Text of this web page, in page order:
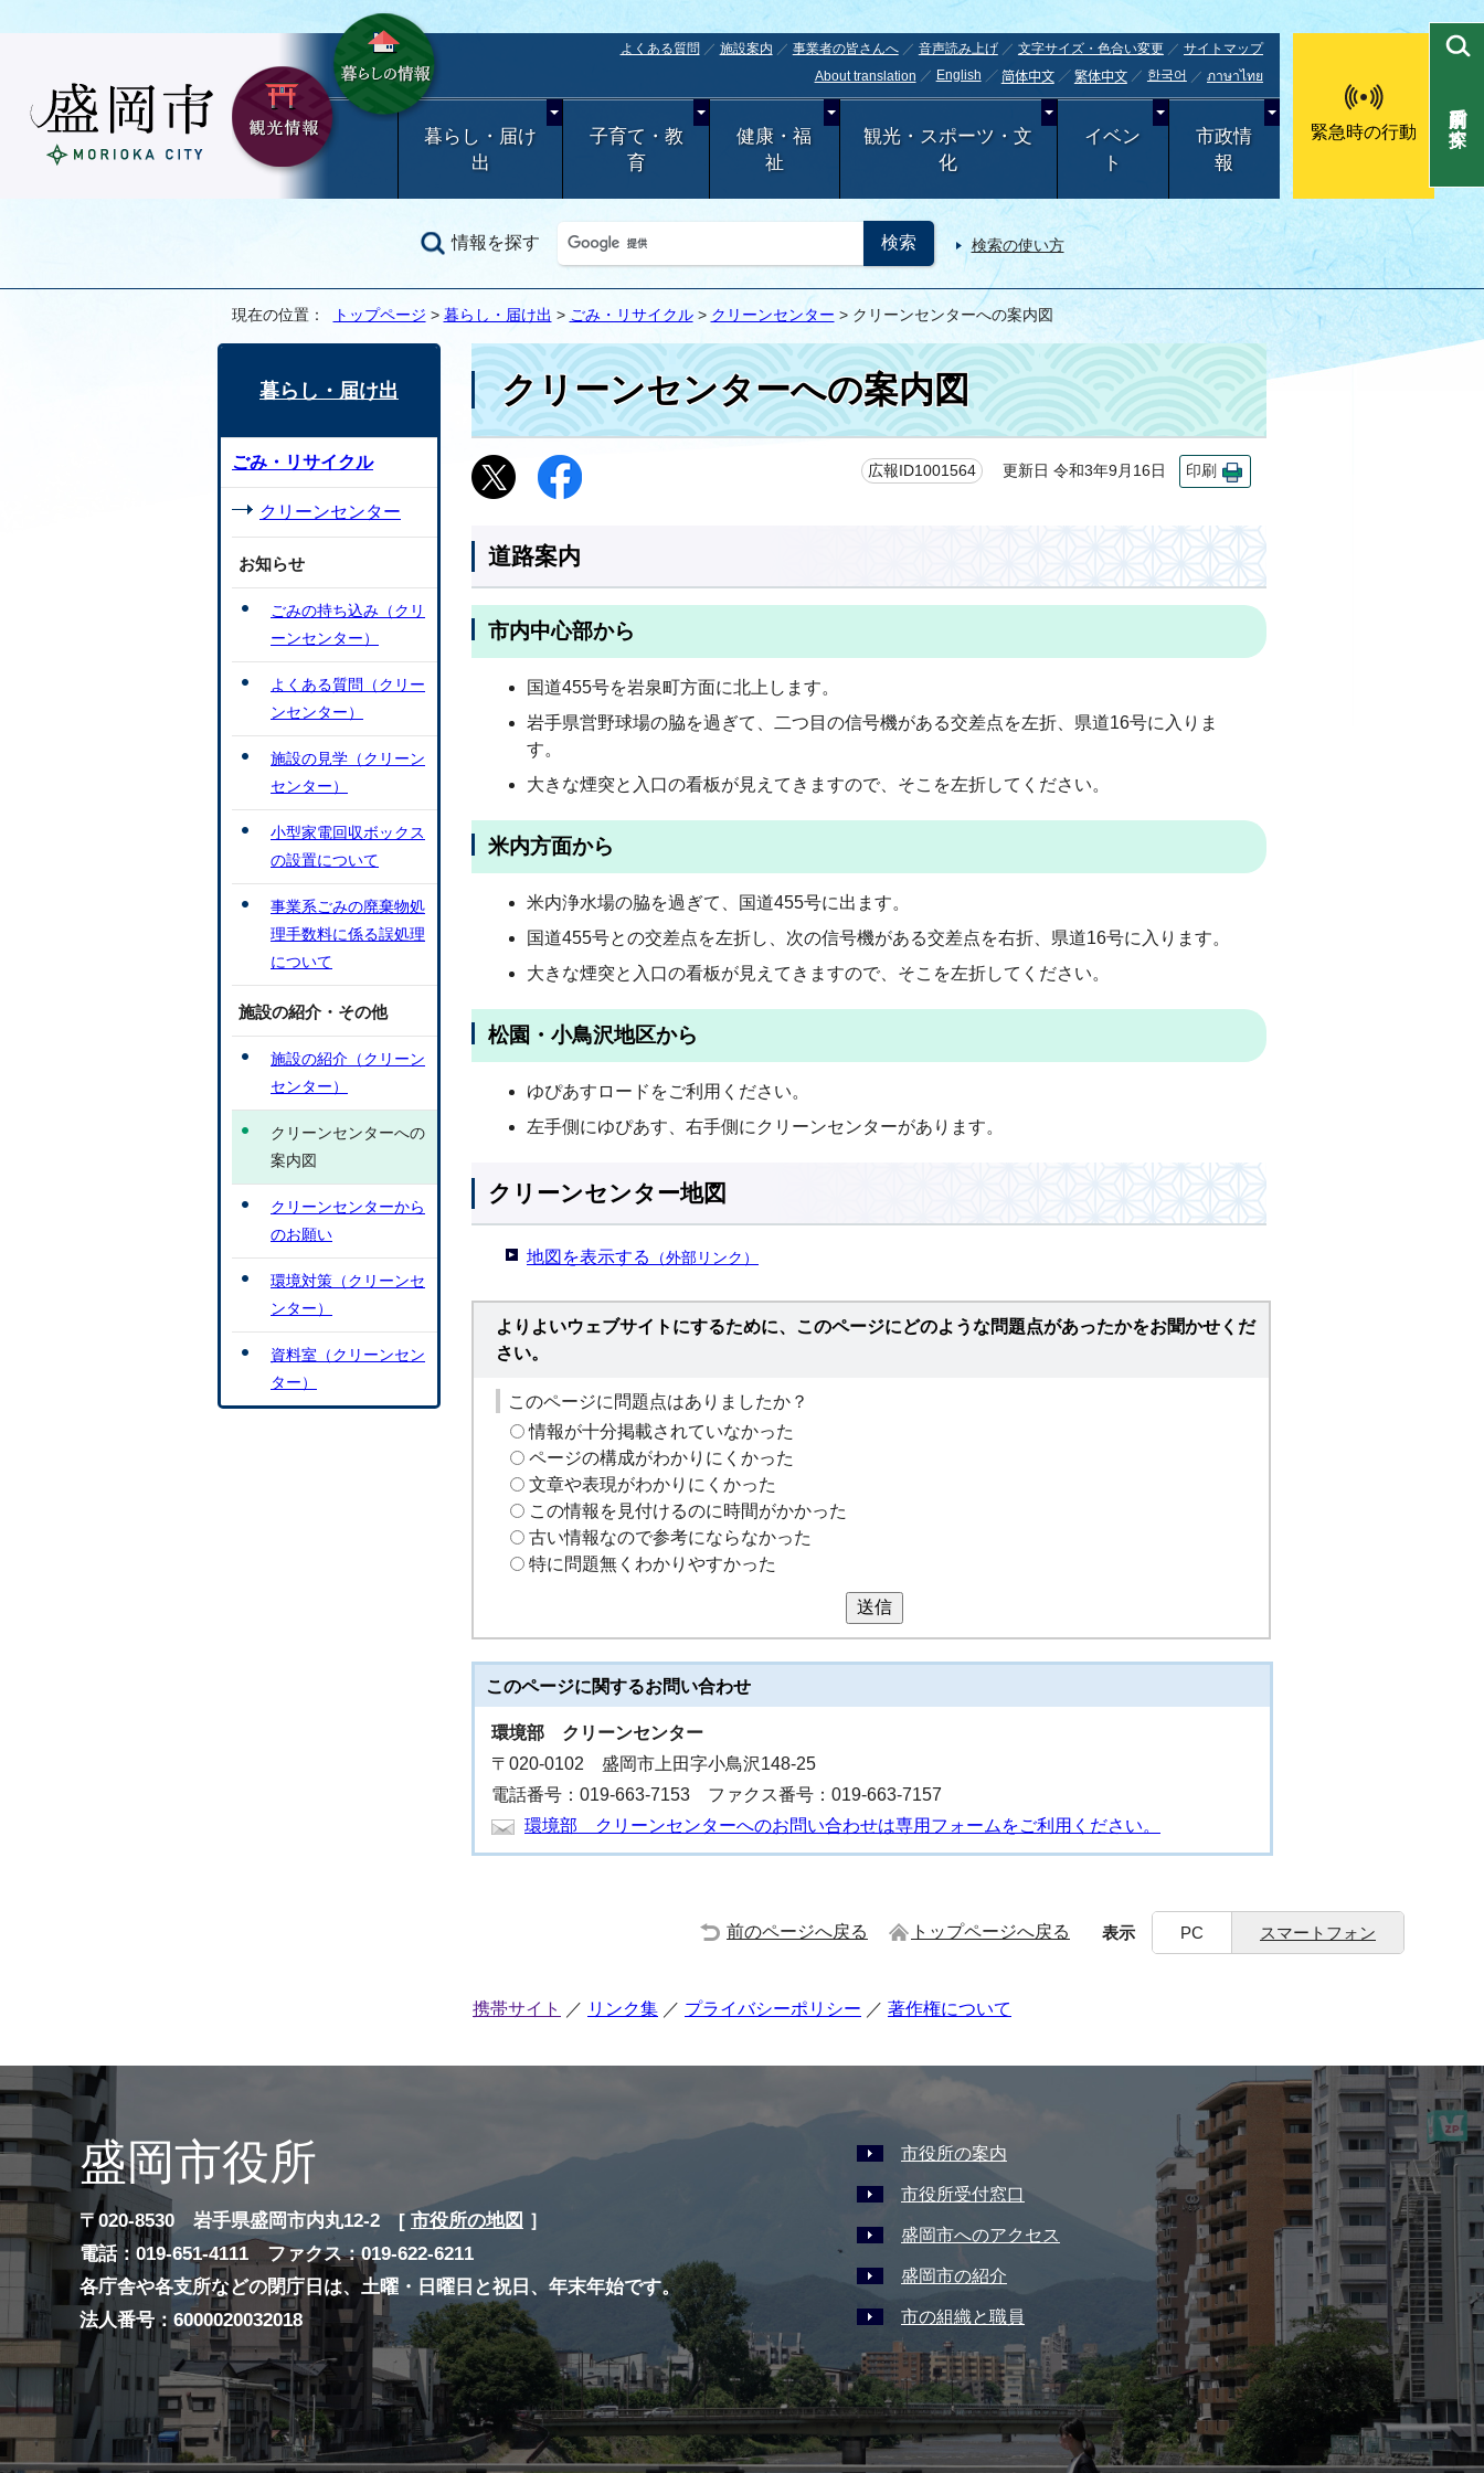
よくある質問 施設案内 事業者の皆さんへ 音声読み上げ 文字サイズ・色合い変更
サイトマップ
About translation
English 简体中文 繁体中文 한국어 ภาษาไทย
暮らし・届け
出
子育て・教
育
健康・福
祉
観光・スポーツ・文
化
イベン
ト
市政情
報
緊急時の行動
情報を探す 検索の使い方
目的別で探す
現在の位置： トップページ > 暮らし・届け出 > ごみ・リサイクル> クリーンセンター > クリーンセンターへの案内図
クリーンセンターへの案内図
広報ID1001564 更新日 令和3年9月16日 印刷
道路案内
市内中心部から
国道455号を岩泉町方面に北上します。
岩手県営野球場の脇を過ぎて、二つ目の信号機がある交差点を左折、県道16号に入りま
す。
大きな煙突と入口の看板が見えてきますので、そこを左折してください。
米内方面から
米内浄水場の脇を過ぎて、国道455号に出ます。
国道455号との交差点を左折し、次の信号機がある交差点を右折、県道16号に入ります。
大きな煙突と入口の看板が見えてきますので、そこを左折してください。
松園・小鳥沢地区から
ゆぴあすロードをご利用ください。
左手側にゆぴあす、右手側にクリーンセンターがあります。
クリーンセンター地図
地図を表示する （外部リンク）
よりよいウェブサイトにするために、このページにどのような問題点があったかをお聞かせくだ
さい。
このページに問題点はありましたか？
情報が十分掲載されていなかった
ページの構成がわかりにくかった
文章や表現がわかりにくかった
この情報を見付けるのに時間がかかった
古い情報なので参考にならなかった
特に問題無くわかりやすかった
送信
このページに関するお問い合わせ
環境部 クリーンセンター
〒020-0102 盛岡市上田字小鳥沢148-25
電話番号：019-663-7153 ファクス番号：019-663-7157
環境部 クリーンセンターへのお問い合わせは専用フォームをご利用ください。
暮らし・届け出
ごみ・リサイクル
クリーンセンター
お知らせ
ごみの持ち込み（クリ
ーンセンター）
よくある質問（クリー
ンセンター）
施設の見学（クリーン
センター）
小型家電回収ボックス
の設置について
事業系ごみの廃棄物処
理手数料に係る誤処理
について
施設の紹介・その他
施設の紹介（クリーン
センター）
クリーンセンターへの
案内図
クリーンセンターから
のお願い
環境対策（クリーンセ
ンター）
資料室（クリーンセン
ター）
前のページへ戻る トップページへ戻る 表示 PC スマートフォン
携帯サイト リンク集 プライバシーポリシー 著作権について
盛岡市役所
〒020-8530 岩手県盛岡市内丸12-2 [ 市役所の地図 ］
電話：019-651-4111 ファクス：019-622-6211
各庁舎や各支所などの閉庁日は、土曜・日曜日と祝日、年末年始です。
法人番号：6000020032018
市役所の案内
市役所受付窓口
盛岡市へのアクセス
盛岡市の紹介
市の組織と職員